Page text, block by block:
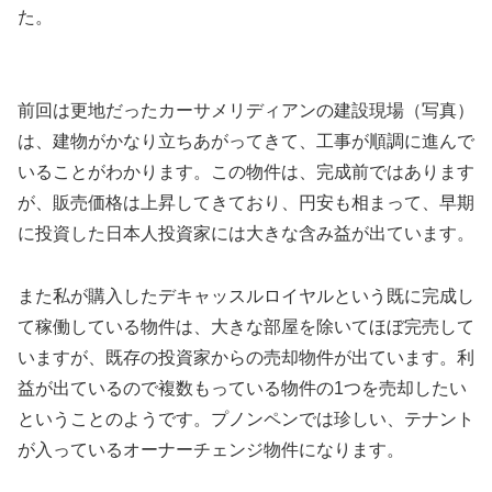
た。
前回は更地だったカーサメリディアンの建設現場（写真）
は、建物がかなり立ちあがってきて、工事が順調に進んで
いることがわかります。この物件は、完成前ではあります
が、販売価格は上昇してきており、円安も相まって、早期
に投資した日本人投資家には大きな含み益が出ています。
また私が購入したデキャッスルロイヤルという既に完成し
て稼働している物件は、大きな部屋を除いてほぼ完売して
いますが、既存の投資家からの売却物件が出ています。利
益が出ているので複数もっている物件の1つを売却したい
ということのようです。プノンペンでは珍しい、テナント
が入っているオーナーチェンジ物件になります。